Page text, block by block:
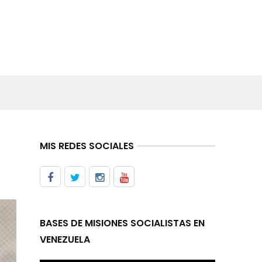
MIS REDES SOCIALES
BASES DE MISIONES SOCIALISTAS EN
VENEZUELA